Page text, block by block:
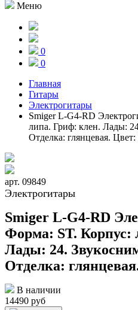
Меню
0
0
Главная
Гитары
Электрогитары
Smiger L-G4-RD
липа. Гриф: клен. Лады:
Отделка: глянцевая.
арт. 09849
Электрогитары
Smiger L-G4-RD
Форма: ST. Корпус:
Лады: 24.
Отделка:
В наличии
14490 руб